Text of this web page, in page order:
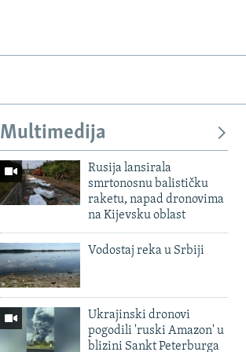
Multimedija
Rusija lansirala
smrtonosnu balističku
raketu, napad dronovima
na Kijevsku oblast
Vodostaj reka u Srbiji
Ukrajinski dronovi
pogodili 'ruski Amazon' u
blizini Sankt Peterburga